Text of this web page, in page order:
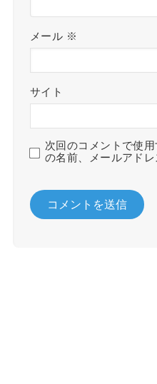
メール ※
サイト
次回のコメントで使
の名前、メールアドレ